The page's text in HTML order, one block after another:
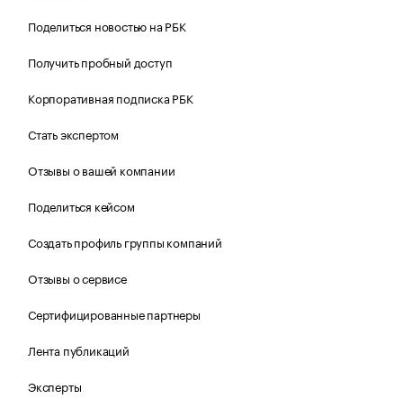
Поделиться новостью на РБК
Получить пробный доступ
Корпоративная подписка РБК
Стать экспертом
Отзывы о вашей компании
Поделиться кейсом
Создать профиль группы компаний
Отзывы о сервисе
Сертифицированные партнеры
Лента публикаций
Эксперты